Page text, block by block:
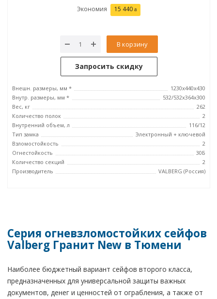
Экономия 15 440
В корзину
Запросить скидку
Внешн. размеры, мм *
1230x440x430
Внутр. размеры, мм *
532/532x364x300
Вес, кг
262
Количество полок
2
Внутренний объем, л
116/12
Тип замка
Электронный + ключевой
Взломостойкость
2
Огнестойкость
30Б
Количество секций
2
Производитель
VALBERG (Россия)
Серия огневзломостойких сейфов
Valberg Гранит New в Тюмени
Наиболее бюджетный вариант сейфов второго класса,
предназначенных для универсальной защиты важных
документов, денег и ценностей от ограбления, а также от